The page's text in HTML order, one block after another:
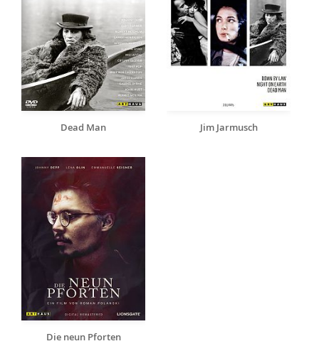
Dead Man Jim Jarmusch
Die neun Pforten